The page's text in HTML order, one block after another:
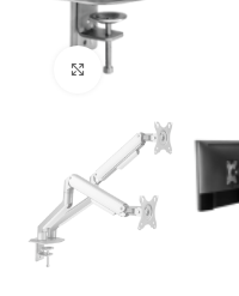
Click to enlarge